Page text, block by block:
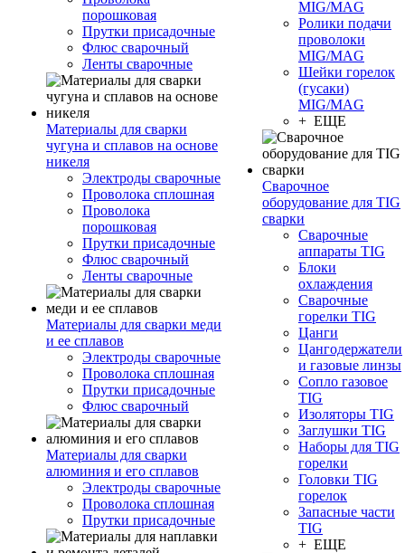
порошковая
Прутки присадочные
Флюс сварочный
Ленты сварочные
Материалы для сварки
чугуна и сплавов на основе
никеля
Электроды сварочные
Проволока сплошная
Проволока
порошковая
Прутки присадочные
Флюс сварочный
Ленты сварочные
Материалы для сварки меди
и ее сплавов
Электроды сварочные
Проволока сплошная
Прутки присадочные
Флюс сварочный
Материалы для сварки
алюминия и его сплавов
Электроды сварочные
Проволока сплошная
Прутки присадочные
MIG/MAG
Ролики подачи
проволоки
MIG/MAG
Шейки горелок
(гусаки)
MIG/MAG
+ ЕЩЕ
Сварочное
оборудование для TIG
сварки
Сварочные
аппараты TIG
Блоки
охлаждения
Сварочные
горелки TIG
Цанги
Цангодержатели
и газовые линзы
Сопло газовое
TIG
Изоляторы TIG
Заглушки TIG
Наборы для TIG
горелки
Головки TIG
горелок
Запасные части
TIG
+ ЕЩЕ